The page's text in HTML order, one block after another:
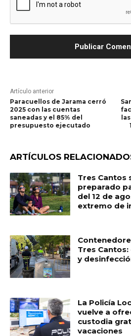
Artículo anterior
Paracuellos de Jarama cerró
2025 con las cuentas
saneadas y el 85% del
presupuesto ejecutado
ARTÍCULOS
Tres Cantos
preparado
del 12 de
extremo de
Tres
y
La Policía
vuelve a
custodia
vacaciones